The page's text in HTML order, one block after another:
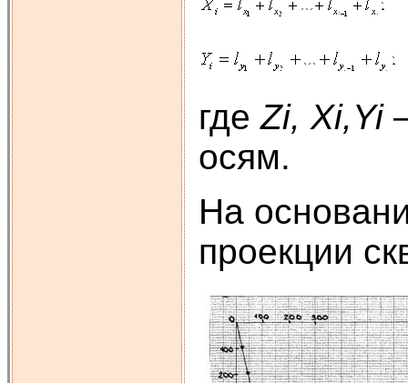
гдеZi, Xi,Yi
осям.
На
проекции